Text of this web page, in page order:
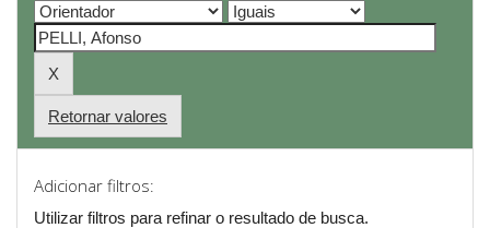
Retornar valores
Adicionar filtros:
Utilizar filtros para refinar o resultado de busca.